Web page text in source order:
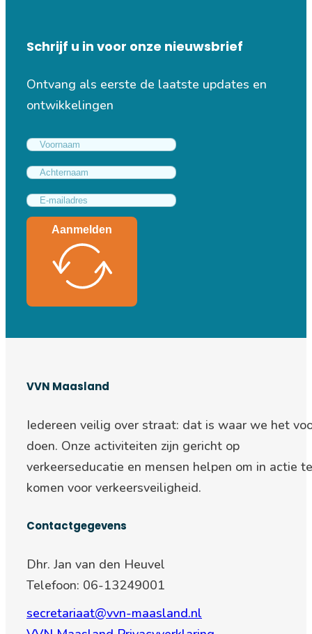
Schrijf u in voor onze nieuwsbrief
Ontvang als eerste de laatste updates en
ontwikkelingen
Aanmelden
VVN Maasland
Iedereen veilig over straat: dat is waar we het
doen. Onze activiteiten zijn gericht op
verkeerseducatie en mensen helpen om in actie te
komen voor verkeersveiligheid.
Contactgegevens
Dhr. Jan van den Heuvel
Telefoon: 06-13249001
secretariaat@vvn-maasland.nl